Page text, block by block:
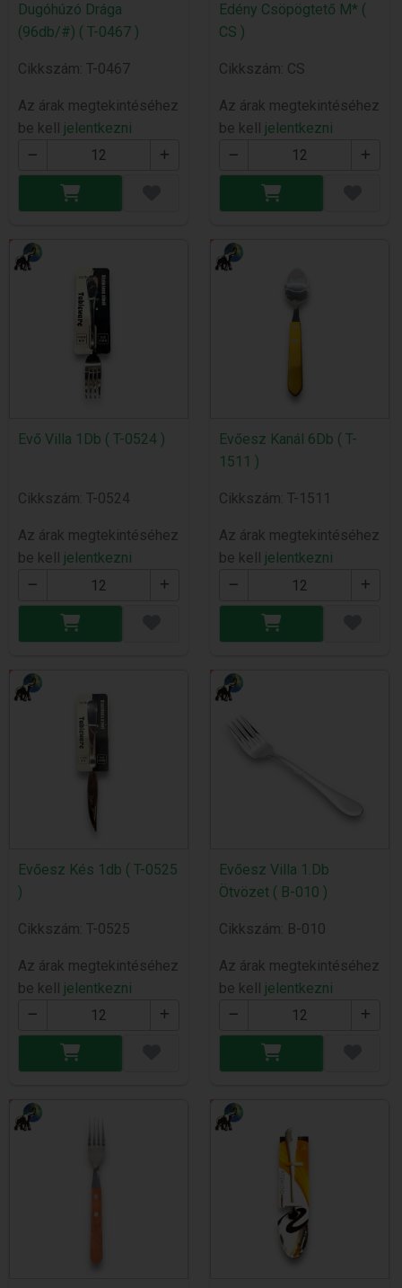
Dugóhúzó Drága
(96db/#) ( T-0467 )
Cikkszám: T-0467
Az árak megtekintéséhez
be kell jelentkezni
Edény Csöpögtető M* (
CS )
Cikkszám: CS
Az árak megtekintéséhez
be kell jelentkezni
Evő Villa 1Db ( T-0524 )
Cikkszám: T-0524
Az árak megtekintéséhez
be kell jelentkezni
Evőesz Kanál 6Db ( T-
1511 )
Cikkszám: T-1511
Az árak megtekintéséhez
be kell jelentkezni
Evőesz Kés 1db ( T-0525
)
Cikkszám: T-0525
Az árak megtekintéséhez
be kell jelentkezni
Evőesz Villa 1.Db
Ötvözet ( B-010 )
Cikkszám: B-010
Az árak megtekintéséhez
be kell jelentkezni